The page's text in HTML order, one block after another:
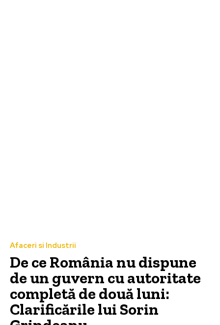
Afaceri si Industrii
De ce România nu dispune
de un guvern cu autoritate
completă de două luni:
Clarificările lui Sorin